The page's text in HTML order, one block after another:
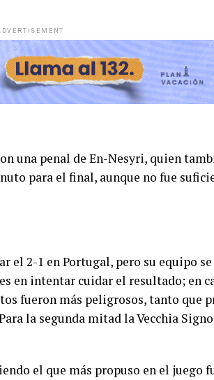
una penal de En-Nesyri, quien
para el final, aunque no fue
el 2-1 en Portugal, pero su equipo
en intentar cuidar el resultado; en
fueron más peligrosos, tanto que
la segunda mitad la Vecchia
el que más propuso en el juego